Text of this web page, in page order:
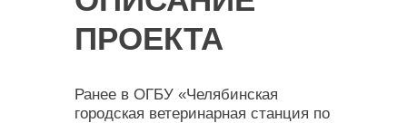
ПРОЕКТА
Ранее в ОГБУ «Челябинская
городская ветеринарная станция по